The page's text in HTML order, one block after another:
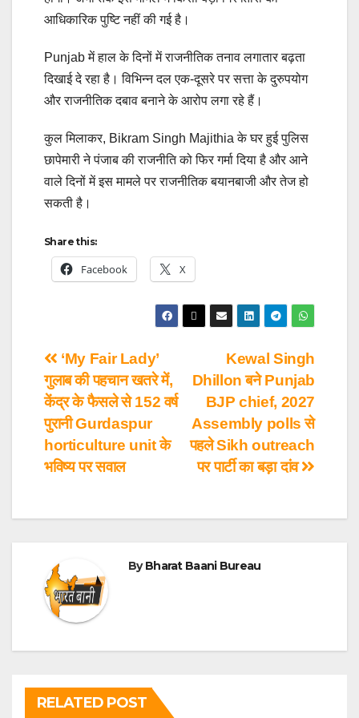
आधिकारिक पुष्टि नहीं की गई है।
Punjab में हाल के दिनों में राजनीतिक तनाव लगातार बढ़ता
दिखाई दे रहा है। विभिन्न दल एक-दूसरे पर सत्ता के दुरुपयोग
और राजनीतिक दबाव बनाने के आरोप लगा रहे हैं।
कुल मिलाकर, Bikram Singh Majithia के घर हुई पुलिस
छापेमारी ने पंजाब की राजनीति को फिर गर्मा दिया है और आने
वाले दिनों में इस मामले पर राजनीतिक बयानबाजी और तेज हो
सकती है।
Share this:
Facebook X
Kewal Singh
Dhillon बने Punjab
BJP chief, 2027
Assembly polls से
पहले Sikh outreach
पर पार्टी का बड़ा दांव
‘My Fair Lady’
गुलाब की पहचान खतरे में,
केंद्र के फैसले से 152 वर्ष
पुरानी Gurdaspur
horticulture unit के
भविष्य पर सवाल
ByBharat Baani Bureau
RELATED POST